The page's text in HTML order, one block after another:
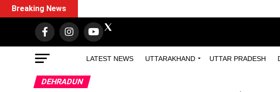
LATEST NEWS UTTARAKHAND UTTAR PRADESH
Breaking News
DEHRADUN